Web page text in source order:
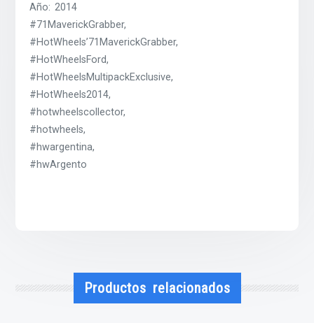
Año: 2014
#71MaverickGrabber,
#HotWheels’71MaverickGrabber,
#HotWheelsFord,
#HotWheelsMultipackExclusive,
#HotWheels2014,
#hotwheelscollector,
#hotwheels,
#hwargentina,
#hwArgento
Productos relacionados